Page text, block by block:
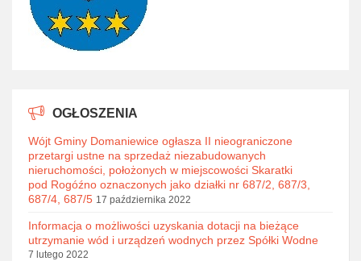
OGŁOSZENIA
Wójt Gminy Domaniewice ogłasza II nieograniczone
przetargi ustne na sprzedaż niezabudowanych
nieruchomości, położonych w miejscowości Skaratki
pod Rogóźno oznaczonych jako działki nr 687/2, 687/3,
687/4, 687/5 17 października 2022
Informacja o możliwości uzyskania dotacji na bieżące
utrzymanie wód i urządzeń wodnych przez Spółki Wodne
7 lutego 2022